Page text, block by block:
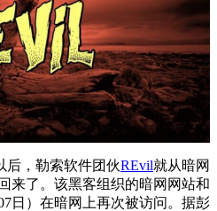
后，勒索软件团伙REvil就从暗网
来了。该黑客组织的暗网网站和
日）在暗网上再次被访问。据彭